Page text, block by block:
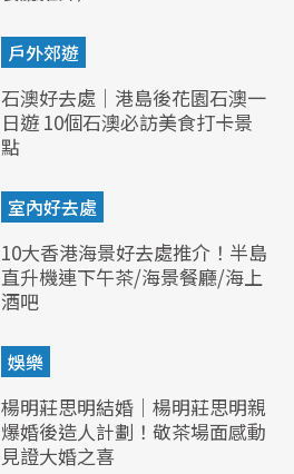
戶外郊遊
石澳好去處｜港島後花園石澳一
日遊 10個石澳必訪美食打卡景
點
室內好去處
10大香港海景好去處推介！半島
直升機連下午茶/海景餐廳/海上
酒吧
娛樂
楊明莊思明結婚｜楊明莊思明親
爆婚後造人計劃！敬茶場面感動
見證大婚之喜